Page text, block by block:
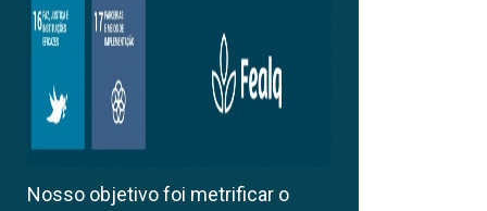
Nosso objetivo foi metrificar o